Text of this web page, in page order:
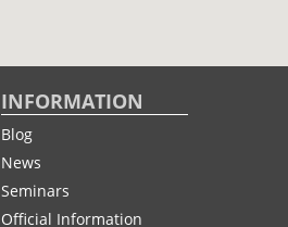
INFORMATION
Blog
News
Seminars
Official Information